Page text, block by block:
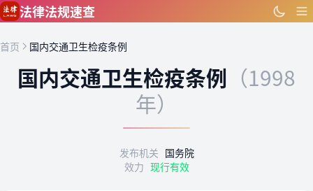
跳到主要内容
法律法规速查
首页 国内交通卫生检疫条例
国内交通卫生检疫条例 （1998
年）
发布机关 国务院
效力 现行有效